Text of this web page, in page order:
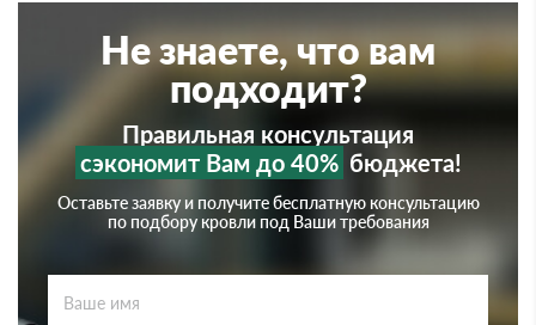
Не знаете, что вам
подходит?
Правильная консультация
сэкономит Вам до 40% бюджета!
Оставьте заявку и получите бесплатную консультацию
по подбору кровли под Ваши требования